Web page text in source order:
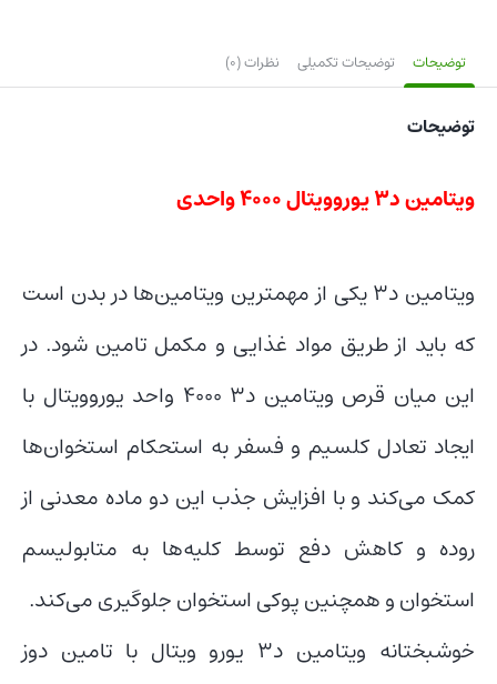
توضیحات توضیحات تکمیلی نظرات (0)
توضیحات
ویتامین د3 یوروویتال 4000 واحدی
ویتامین د۳ یکی از مهمترین ویتامین‌ها در بدن است
که باید از طریق مواد غذایی و مکمل تامین شود. در
این میان قرص ویتامین د۳ ۴۰۰۰ واحد یوروویتال با
ایجاد تعادل کلسیم و فسفر به استحکام استخوان‌ها
کمک می‌کند و با افزایش جذب این دو ماده معدنی از
روده و کاهش دفع توسط کلیه‌ها به متابولیسم
استخوان و همچنین پوکی استخوان جلوگیری می‌کند.
خوشبختانه ویتامین د۳ یورو ویتال با تامین دوز